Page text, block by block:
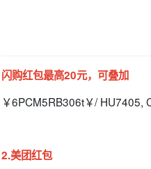
闪购红包最高20元，可叠加
￥6PCM5RB306t￥/ HU7405,
2.美团红包